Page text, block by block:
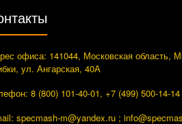
офиса: 141044, Московская область,
ул. Ангарская, 40А
8 (800) 101-40-01, +7 (499) 500-14-14
specmash-m@yandex.ru ; info